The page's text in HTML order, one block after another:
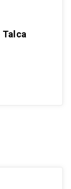
Talca